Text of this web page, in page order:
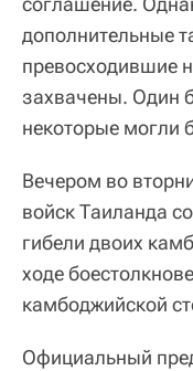
дополнительные
превосходившие
захвачены. Один
некоторые могли
Вечером во
войск Таиланда
гибели двоих
ходе
камбоджийской
Официальный